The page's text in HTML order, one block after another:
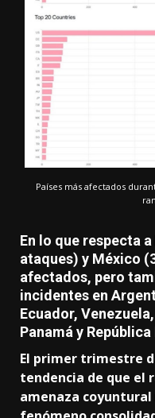
Países más afectados
En lo que respecta
ataques) y México
afectados, pero
incidentes en
Ecuador,
Panamá y
El primer trimestre
tendencia de que el
amenaza